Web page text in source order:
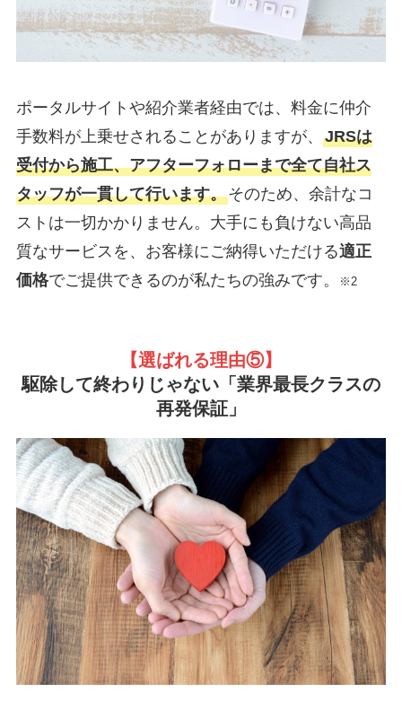
ポータルサイトや紹介業者経由では、料金に仲介
手数料が上乗せされることがありますが、 JRSは
受付から施工、アフターフォローまで全て自社ス
タッフが一貫して行います。そのため、余計なコ
ストは一切かかりません。大手にも負けない高品
質なサービスを、お客様にご納得いただける適正
価格でご提供できるのが私たちの強みです。 ※2
【選ばれる理由⑤】
駆除して終わりじゃない「業界最長クラスの
再発保証」